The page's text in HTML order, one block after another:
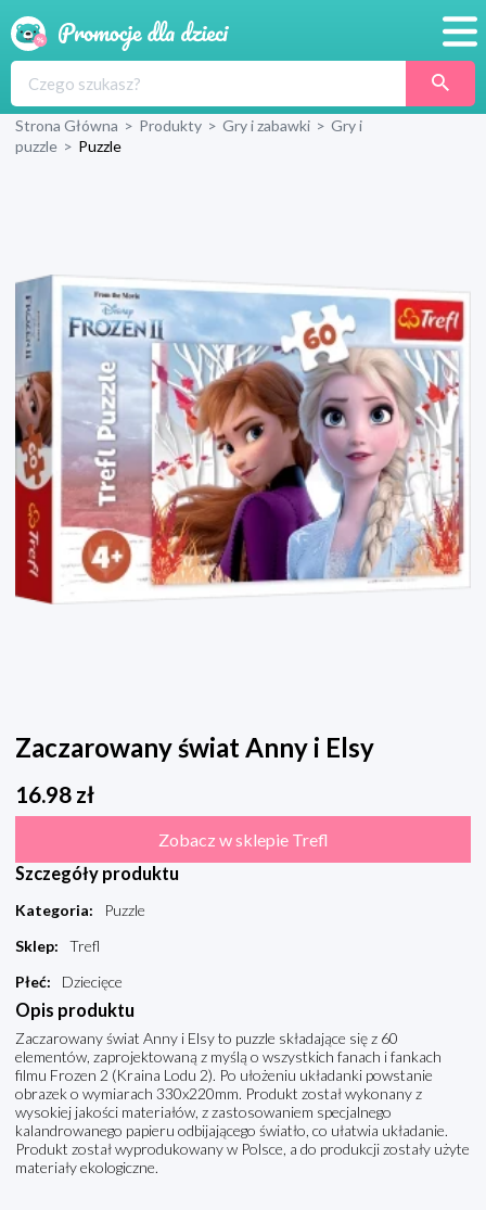
Produkty
Wyprawka
Strona Główna > Produkty > Gry i zabawki > Gry i
puzzle > Puzzle
Zaczarowany świat Anny i Elsy
16.98 zł
Zobacz w sklepie Trefl
Szczegóły produktu
Kategoria:
Puzzle
Sklep:
Trefl
Płeć: Dziecięce
Opis produktu
Zaczarowany świat Anny i Elsy to puzzle składające się z 60
elementów, zaprojektowaną z myślą o wszystkich fanach i fankach
filmu Frozen 2 (Kraina Lodu 2). Po ułożeniu układanki powstanie
obrazek o wymiarach 330x220mm. Produkt został wykonany z
wysokiej jakości materiałów, z zastosowaniem specjalnego
kalandrowanego papieru odbijającego światło, co ułatwia układanie.
Produkt został wyprodukowany w Polsce, a do produkcji zostały użyte
materiały ekologiczne.